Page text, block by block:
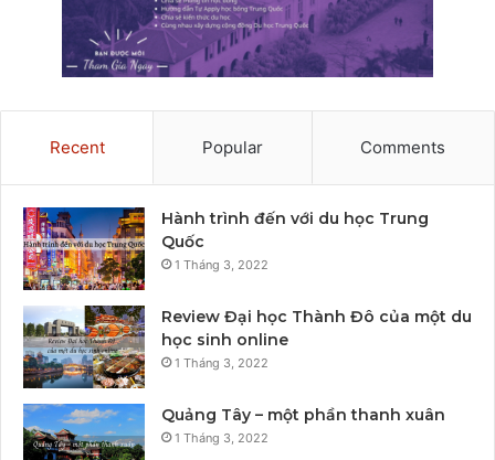
Recent Popular Comments
Hành trình đến với du học Trung
Quốc
1 Tháng 3, 2022
Review Đại học Thành Đô của một du
học sinh online
1 Tháng 3, 2022
Quảng Tây – một phần thanh xuân
1 Tháng 3, 2022